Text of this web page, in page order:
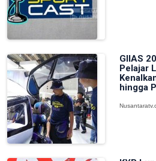
GIIAS
Pelajar
hingga